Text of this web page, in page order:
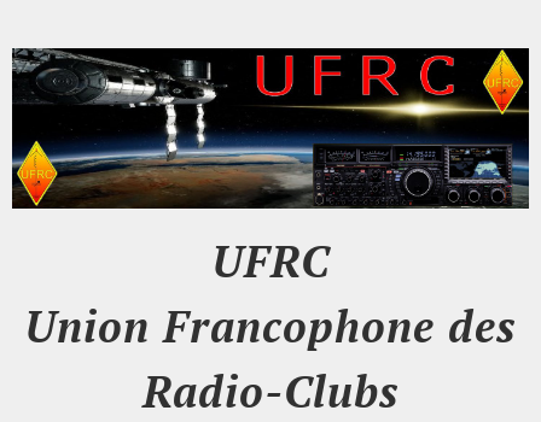
UFRC
Union Francophone des
Radio-Clubs